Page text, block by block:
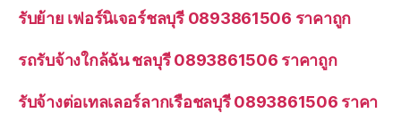
รับย้าย เฟอร์นิเจอร์ชลบุรี 0893861506 ราคาถูก
รถรับจ้างใกล้ฉัน ชลบุรี 0893861506 ราคาถูก
รับจ้างต่อเทลเลอร์ลากเรือชลบุรี 0893861506 ราคา